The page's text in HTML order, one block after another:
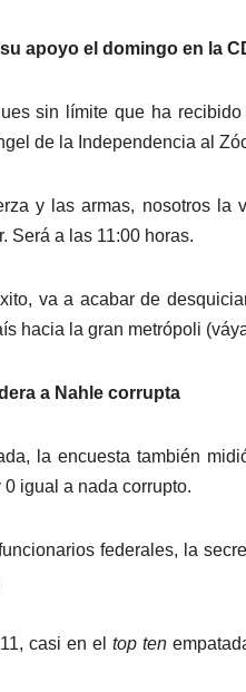
apoyo el domingo en la
sin límite que ha
de la Independencia al
y las armas, nosotros la
Será a las 11:00 horas.
va a acabar de
hacia la gran metrópoli
a Nahle corrupta
la encuesta también
igual a nada corrupto.
federales, la
casi en eltop ten